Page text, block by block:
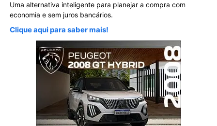
Uma alternativa inteligente para planejar a compra com
economia e sem juros bancários.
Clique aqui para saber mais!